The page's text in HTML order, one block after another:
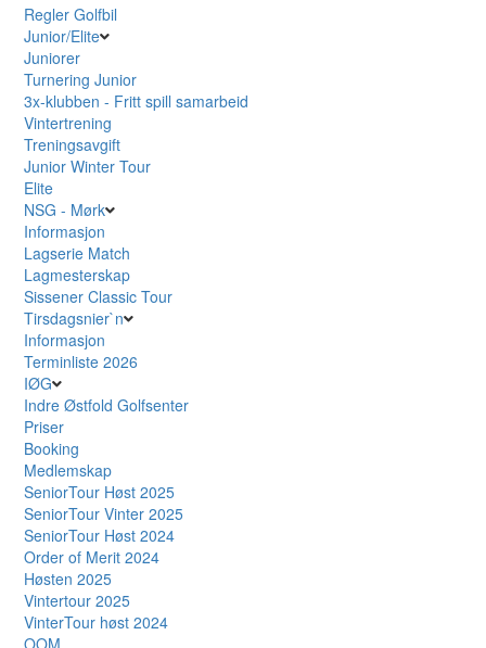
Regler Golfbil
Junior/Elite
Juniorer
Turnering Junior
3x-klubben - Fritt spill samarbeid
Vintertrening
Treningsavgift
Junior Winter Tour
Elite
NSG - Mørk
Informasjon
Lagserie Match
Lagmesterskap
Sissener Classic Tour
Tirsdagsnier`n
Informasjon
Terminliste 2026
IØG
Indre Østfold Golfsenter
Priser
Booking
Medlemskap
SeniorTour Høst 2025
SeniorTour Vinter 2025
SeniorTour Høst 2024
Order of Merit 2024
Høsten 2025
Vintertour 2025
VinterTour høst 2024
OOM